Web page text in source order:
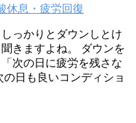
休息・疲労回復
っかりとダウンしとけ
きますよね。 ダウンを
次の日に疲労を残さな
日も良いコンディショ